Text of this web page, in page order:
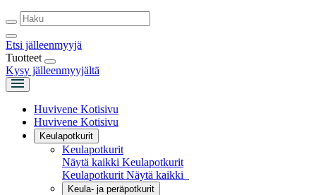
Etsi jälleenmyyjä
Tuotteet
Kysy jälleenmyyjältä
Huvivene Kotisivu
Huvivene Kotisivu
Keulapotkurit
Keulapotkurit
Näytä kaikki Keulapotkurit
Keulapotkurit Näytä kaikki
Keula- ja peräpotkurit